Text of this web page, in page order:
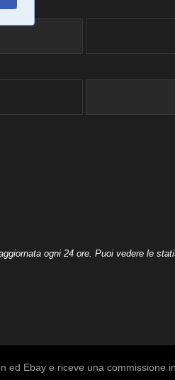
ogni 24 ore. Puoi vedere le
ed Ebay e riceve una commissione